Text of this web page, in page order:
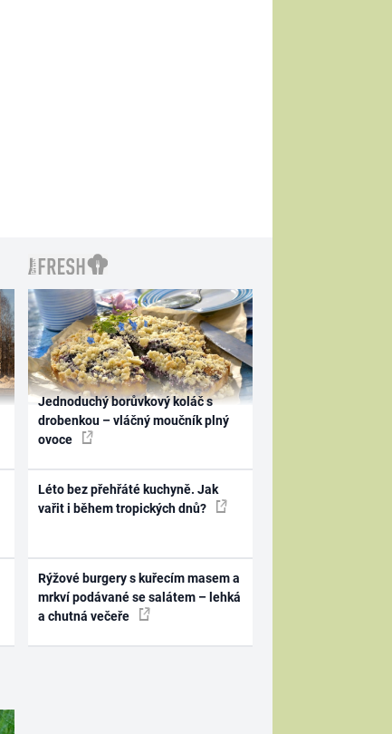
Jednoduchý borůvkový koláč s
drobenkou – vláčný moučník plný
ovoce
Léto bez přehřáté kuchyně. Jak
vařit i během tropických dnů?
Rýžové burgery s kuřecím masem a
mrkví podávané se salátem – lehká
a chutná večeře